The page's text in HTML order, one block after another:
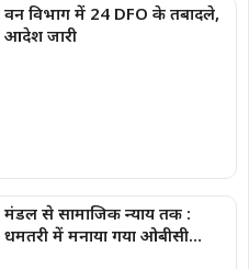
वन विभाग में 24 DFO के तबादले,
आदेश जारी
मंडल से सामाजिक न्याय तक :
धमतरी में मनाया गया ओबीसी